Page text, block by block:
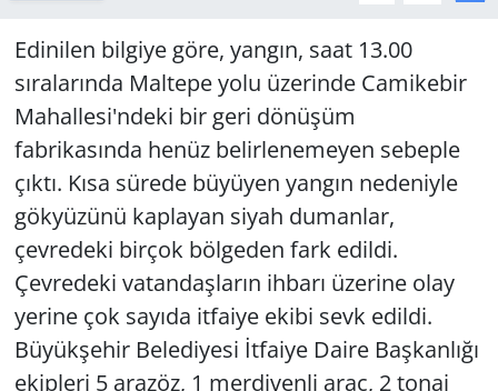
Edinilen bilgiye göre, yangın, saat 13.00
sıralarında Maltepe yolu üzerinde Camikebir
Mahallesi'ndeki bir geri dönüşüm
fabrikasında henüz belirlenemeyen sebeple
çıktı. Kısa sürede büyüyen yangın nedeniyle
gökyüzünü kaplayan siyah dumanlar,
çevredeki birçok bölgeden fark edildi.
Çevredeki vatandaşların ihbarı üzerine olay
yerine çok sayıda itfaiye ekibi sevk edildi.
Büyükşehir Belediyesi İtfaiye Daire Başkanlığı
ekipleri 5 arazöz, 1 merdivenli araç, 2 tonaj